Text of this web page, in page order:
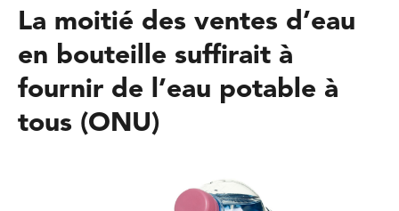
La moitié des ventes d’eau
en bouteille suffirait à
fournir de l’eau potable à
tous (ONU)